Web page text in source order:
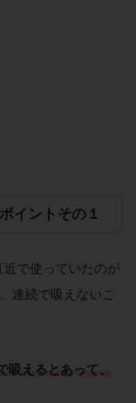
イントその１
で使っていたのが
連続で吸えないこ
吸えるとあって、